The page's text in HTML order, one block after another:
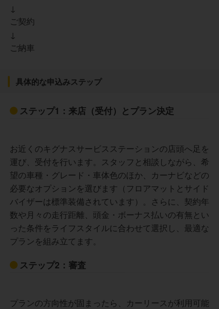
サポート体制がしっかりしているので、スマカラを利用し
く、親切で丁寧に対応していただけるので、安心して利用
することができました。
た場合の対応に不安を感じました。走行距離の上限がある
くなることもありました。最終的に車が自分の所有になら
↓
ご契約
↓
ご納車
具体的な申込みステップ
ステップ1：来店（受付）とプラン決定
お近くのキグナスサービスステーションの店頭へ足を
運び、受付を行います。スタッフと相談しながら、希
望の車種・グレード・車体色のほか、カーナビなどの
必要なオプションを選びます（フロアマットとサイド
バイザーは標準装備されています）。さらに、契約年
数や月々の走行距離、頭金・ボーナス払いの有無とい
った条件をライフスタイルに合わせて選択し、最適な
プランを組み立てます。
ステップ2：審査
プランの方向性が固まったら、カーリースが利用可能